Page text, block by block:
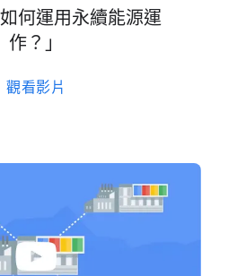
如何​運用​永續​能源​運​
作？」
觀​看​影片